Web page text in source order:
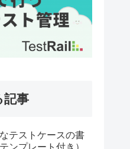
記事
テストケースの書